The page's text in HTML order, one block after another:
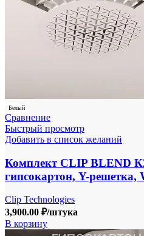
Белый
Сравнение
Быстрый просмотр
Добавить в список желаний
Комплект CLIP BLEND
гипсокартон, Y-решетка,
Clip Technologies
3,900.00 ₽/штука
В корзину